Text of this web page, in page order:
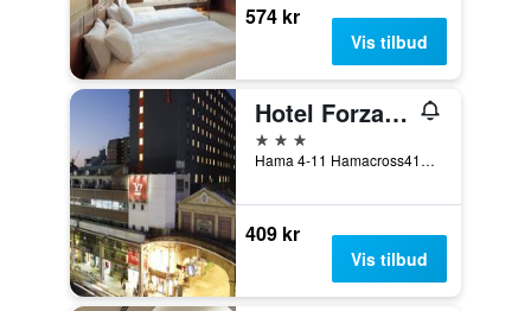
574 kr
Vis tilbud
Hotel Forza Nagasaki
3 stjerner
Hama 4-11 Hamacross411 4F, Nagasaki, Japan
409 kr
Vis tilbud